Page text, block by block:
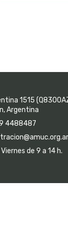
1515
Argentina
4488487
de 9 a 14 h.